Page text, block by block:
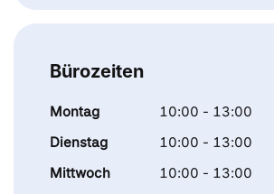
Bürozeiten
Montag
10:00 - 13:00
Dienstag
10:00 - 13:00
Mittwoch
10:00 - 13:00